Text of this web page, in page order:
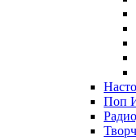
Поп